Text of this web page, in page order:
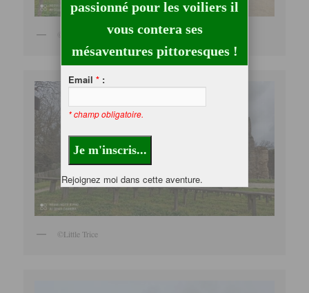
©Little Trice
passionné pour les voiliers il
vous contera ses
mésaventures pittoresques !
Email * :
* champ obligatoire.
Rejoignez moi dans cette aventure.